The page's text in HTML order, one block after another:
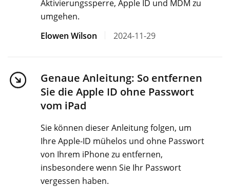
Aktivierungssperre, Apple ID und MDM zu
umgehen.
Elowen Wilson
2024-11-29
Genaue Anleitung: So entfernen
Sie die Apple ID ohne Passwort
vom iPad
Sie können dieser Anleitung folgen, um
Ihre Apple-ID mühelos und ohne Passwort
von Ihrem iPhone zu entfernen,
insbesondere wenn Sie Ihr Passwort
vergessen haben.